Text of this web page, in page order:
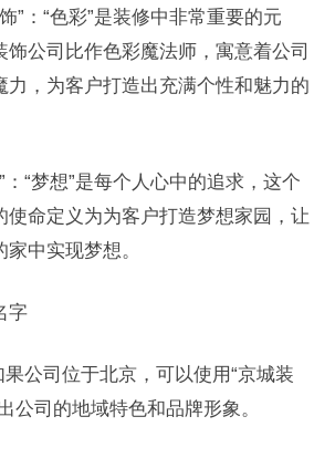
”：“色彩”是装修中非常重要的元
饰公司比作色彩魔法师，寓意着公司
力，为客户打造出充满个性和魅力的
：“梦想”是每个人心中的追求，这个
使命定义为为客户打造梦想家园，让
中实现梦想。
字
果公司位于北京，可以使用“京城装
公司的地域特色和品牌形象。